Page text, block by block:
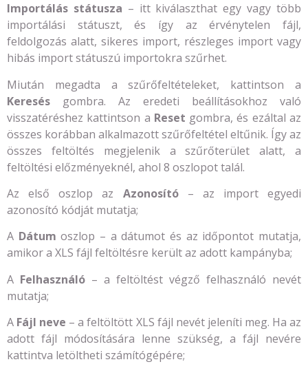
Importálás státusza – itt kiválaszthat egy vagy több
importálási státuszt, és így az érvénytelen fájl,
feldolgozás alatt, sikeres import, részleges import vagy
hibás import státuszú importokra szűrhet.
Miután megadta a szűrőfeltételeket, kattintson a
Keresés gombra. Az eredeti beállításokhoz való
visszatéréshez kattintson a Reset gombra, és ezáltal az
összes korábban alkalmazott szűrőfeltétel eltűnik. Így az
összes feltöltés megjelenik a szűrőterület alatt, a
feltöltési előzményeknél, ahol 8 oszlopot talál.
Az első oszlop az Azonosító– az import egyedi
azonosító kódját mutatja;
A Dátumoszlop – a dátumot és az időpontot mutatja,
amikor a XLS fájl feltöltésre került az adott kampányba;
A Felhasználó – a feltöltést végző felhasználó nevét
mutatja;
A Fájl neve – a feltöltött XLS fájl nevét jeleníti meg. Ha az
adott fájl módosítására lenne szükség, a fájl nevére
kattintva letöltheti számítógépére;